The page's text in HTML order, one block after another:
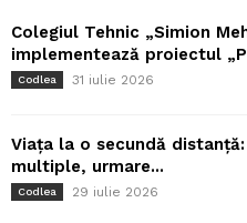
Colegiul Tehnic „Simion
implementează proiectul
Codlea 31 iulie 2026
Viața la o secundă
multiple, urmare...
Codlea 29 iulie 2026